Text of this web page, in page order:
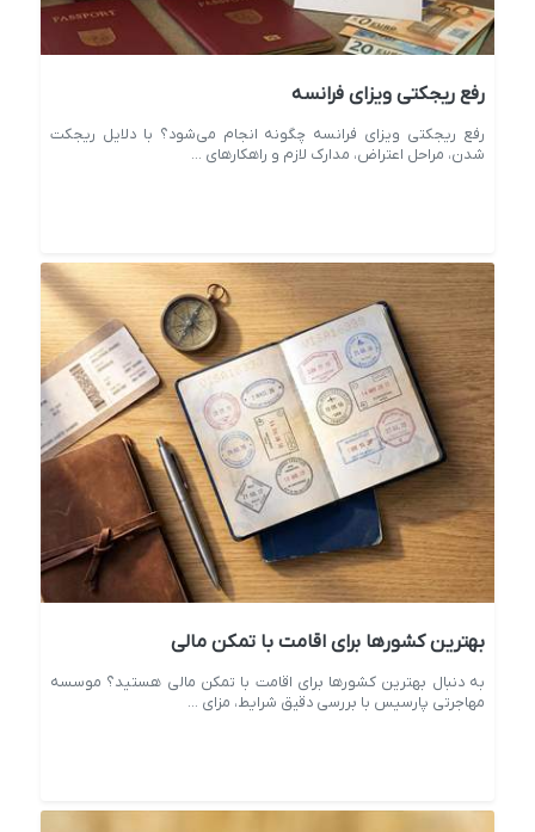
رفع ریجکتی ویزای فرانسه
رفع ریجکتی ویزای فرانسه چگونه انجام می‌شود؟ با دلایل ریجکت
شدن، مراحل اعتراض، مدارک لازم و راهکارهای ...
بهترین کشورها برای اقامت با تمکن مالی
به دنبال بهترین کشورها برای اقامت با تمکن مالی هستید؟ موسسه
مهاجرتی پارسیس با بررسی دقیق شرایط، مزای ...